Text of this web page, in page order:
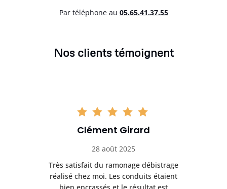
Par téléphone au 05.65.41.37.55
Nos clients témoignent
Clément Girard
28 août 2025
Très satisfait du ramonage débistrage
réalisé chez moi. Les conduits étaient
bien encrassés et le résultat est